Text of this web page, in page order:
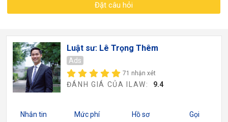
Đặt câu hỏi
Luật sư: Lê Trọng Thêm
Ads
71 nhận xét
ĐÁNH GIÁ CỦA ILAW: 9.4
Nhắn tin Mức phí Hồ sơ Gọi